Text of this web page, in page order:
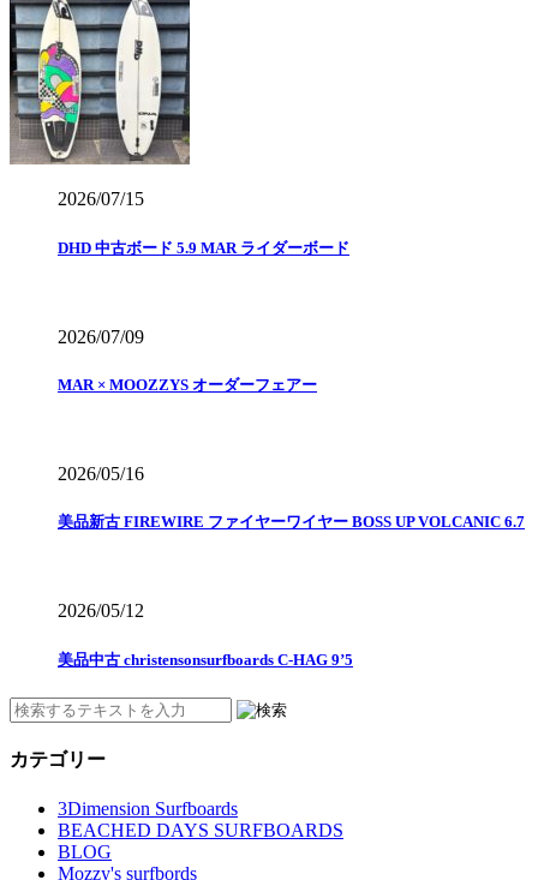
2026/07/15
DHD 中古ボード 5.9 MAR ライダーボード
2026/07/09
MAR × MOOZZYS オーダーフェアー
2026/05/16
美品新古 FIREWIRE ファイヤーワイヤー BOSS UP VOLCANIC 6.7
2026/05/12
美品中古 christensonsurfboards C-HAG 9’5
カテゴリー
3Dimension Surfboards
BEACHED DAYS SURFBOARDS
BLOG
Mozzy's surfbords